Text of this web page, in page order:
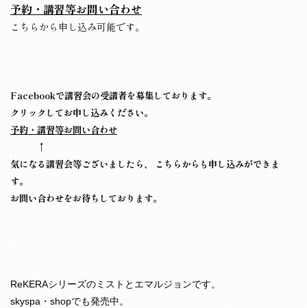
予約・講習等お問い合わせ
こちらから申し込み可能です。
Facebookで講習会の受講者を募集しております。
クリックしてお申し込みください。
予約・講習等お問い合わせ
↑
気になる講習会等ございましたら、 こちらからも申し込みができま
す。
お問い合わせをお待ちしております。
ReKERAシリーズのミストとエマルジョンです。
skyspa・shopでも発売中。